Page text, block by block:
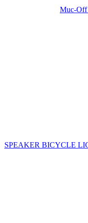
Muc-Off
SPEAKER BICYCLE